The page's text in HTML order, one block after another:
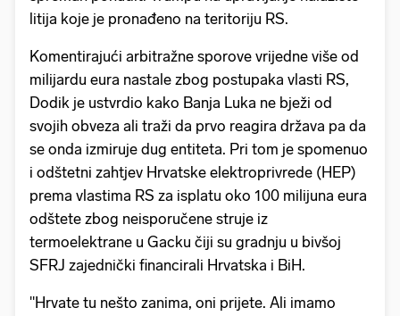
litija koje je pronađeno na teritoriju RS.
Komentirajući arbitražne sporove vrijedne više od
milijardu eura nastale zbog postupaka vlasti RS,
Dodik je ustvrdio kako Banja Luka ne bježi od
svojih obveza ali traži da prvo reagira država pa da
se onda izmiruje dug entiteta. Pri tom je spomenuo
i odštetni zahtjev Hrvatske elektroprivrede (HEP)
prema vlastima RS za isplatu oko 100 milijuna eura
odštete zbog neisporučene struje iz
termoelektrane u Gacku čiji su gradnju u bivšoj
SFRJ zajednički financirali Hrvatska i BiH.
"Hrvate tu nešto zanima, oni prijete. Ali imamo